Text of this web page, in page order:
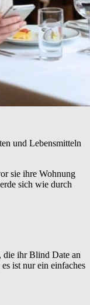
und Lebensmitteln
sie ihre Wohnung
sich wie durch
die ihr Blind Date an
ist nur ein einfaches